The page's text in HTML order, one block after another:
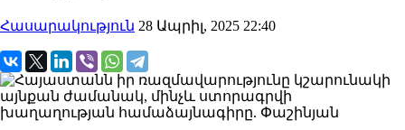
Հասարակություն 28 Ապրիլ, 2025 22:40